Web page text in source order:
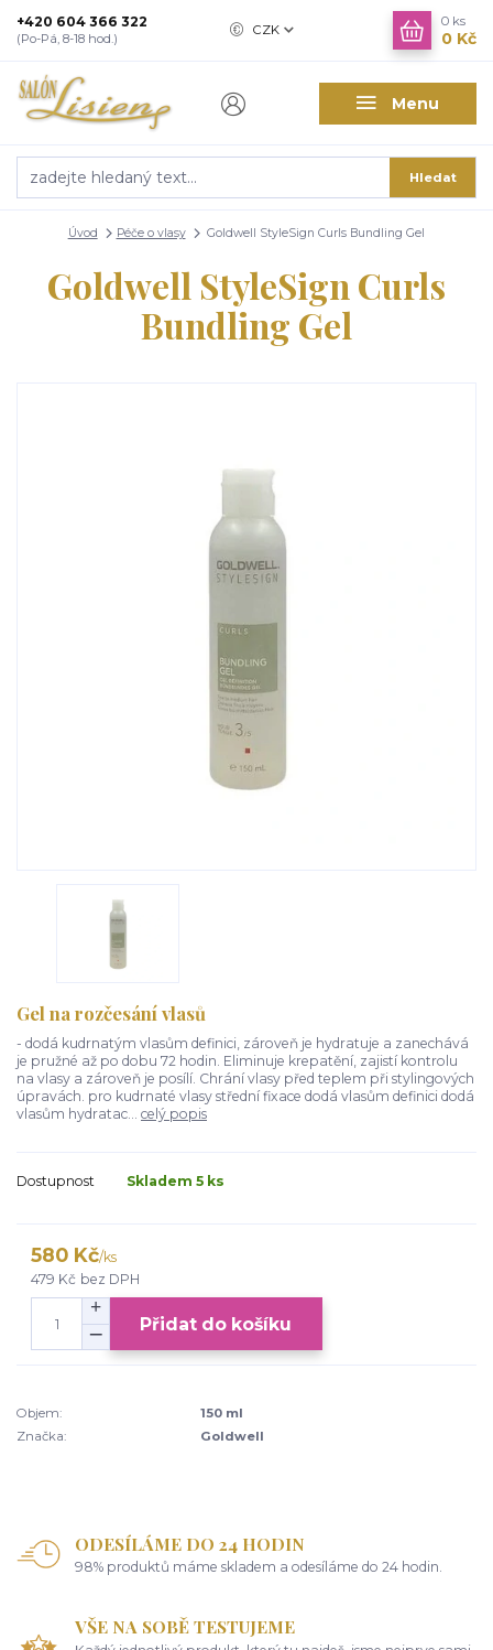
Menu
CZK
Hledat
+420 604 366 322
(Po-Pá, 8-18 hod.)
0 ks
0 Kč
Úvod Péče o vlasy Goldwell StyleSign Curls Bundling Gel
Goldwell StyleSign Curls
Bundling Gel
Gel na rozčesání vlasů
- dodá kudrnatým vlasům definici, zároveň je hydratuje a zanechává
je pružné až po dobu 72 hodin. Eliminuje krepatění, zajistí kontrolu
na vlasy a zároveň je posílí. Chrání vlasy před teplem při stylingových
úpravách. pro kudrnaté vlasy střední fixace dodá vlasům definici dodá
vlasům hydratac... celý popis
Dostupnost Skladem 5 ks
580 Kč/ks
479 Kč bez DPH
Přidat do košíku
Objem:
150 ml
Značka:
Goldwell
ODESÍLÁME DO 24 HODIN
98% produktů máme skladem a odesíláme do 24 hodin.
VŠE NA SOBĚ TESTUJEME